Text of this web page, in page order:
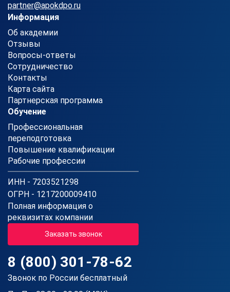
partner@apokdpo.ru
Информация
Об академии
Отзывы
Вопросы-ответы
Сотрудничество
Контакты
Карта сайта
Партнерская программа
Обучение
Профессиональная
переподготовка
Повышение квалификации
Рабочие профессии
ИНН - 7203521298
ОГРН - 1217200009410
Полная информация о
реквизитах компании
Заказать звонок
8 (800) 301-78-62
Звонок по России бесплатный